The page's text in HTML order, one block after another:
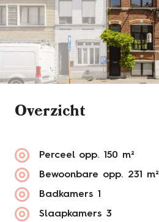
Overzicht
Perceel opp. 150 m²
Bewoonbare opp. 231 m²
Badkamers 1
Slaapkamers 3